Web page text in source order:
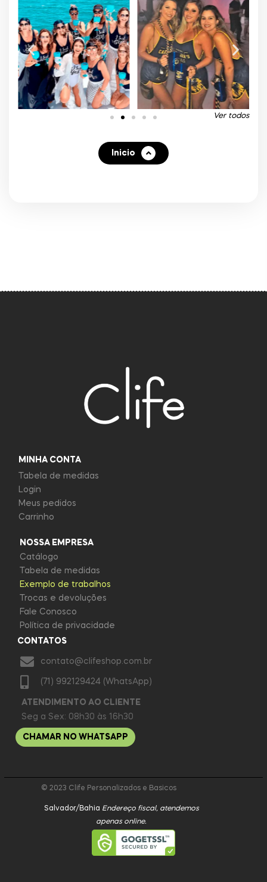
Ver todos
Inicio
MINHA CONTA
Tabela de medidas
Login
Meus pedidos
Carrinho
NOSSA EMPRESA
Catálogo
Tabela de medidas
Exemplo de trabalhos
Trocas e devoluções
Fale Conosco
Política de privacidade
CONTATOS
contato@clifeshop.com.br
(71) 992129424 (WhatsApp)
ATENDIMENTO AO CLIENTE
Seg a Sex: 08h30 às 16h30
CHAMAR NO WHATSAPP
© 2023 Clife Personalizados e Basicos
Salvador/Bahia Endereço fiscal, atendemos
apenas online.